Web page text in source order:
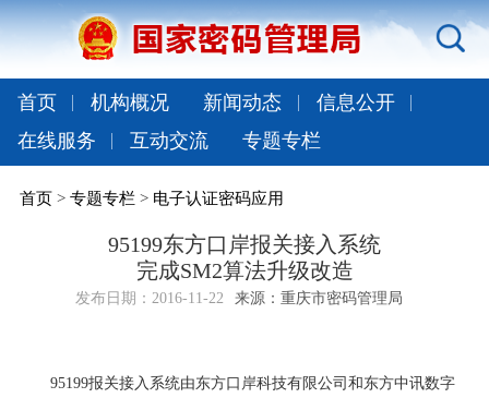
首页 机构概况 新闻动态
信息公开
在线服务
互动交流 专题专栏
首页> 专题专栏> 电子认证密码应用
95199东方口岸报关接入系统
完成SM2算法升级改造
发布日期： 2016-11-22 来源：重庆市密码管理局
95199报关接入系统由东方口岸科技有限公司和东方中讯数字